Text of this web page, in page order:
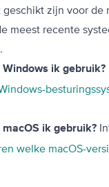
zijn voor de
meest recente
ik gebruik?
ik gebruik?
welke macOS-